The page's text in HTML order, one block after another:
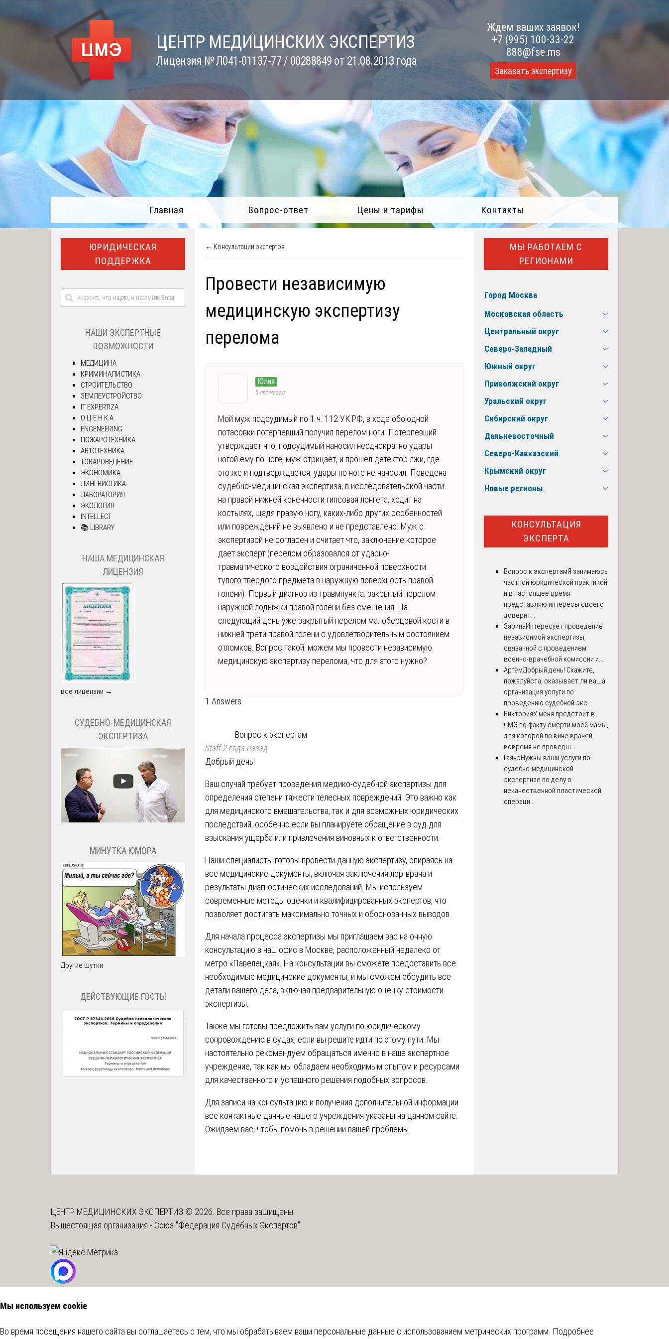
ЦЕНТР МЕДИЦИНСКИХ ЭКСПЕРТИЗ
Лицензия № Л041-01137-77 / 00288849 от 21.08.2013 года
Ждем ваших заявок!
+7 (995) 100-33-22
888@fse.ms
Заказать экспертизу
Главная Вопрос-ответ Цены и тарифы Контакты
← Консультации экспертов
Провести независимую
медицинскую экспертизу
перелома
Юлия
5 лет назад
Мой муж подсудимый по 1 ч. 112 УК РФ, в ходе обоюдной
потасовки потерпевший получил перелом ноги. Потерпевший
утверждает что, подсудимый наносил неоднократно удары
ногой ему по ноге, муж отрицает, и прошёл детектор лжи, где
это же и подтверждается: удары по ноге не наносил. Поведена
судебно-медицинская экспертиза, в исследовательской части:
на правой нижней конечности гипсовая лонгета, ходит на
костылях, щадя правую ногу, каких-либо других особенностей
или повреждений не выявлено и не представлено. Муж с
экспертизой не согласен и считает что, заключение которое
дает эксперт (перелом образовался от ударно-
травматического воздействия ограниченной поверхности
тупого твердого предмета в наружную поверхность правой
голени). Первый диагноз из травмпункта: закрытый перелом
наружной лодыжки правой голени без смещения. На
следующий день уже закрытый перелом малоберцовой кости в
нижней трети правой голени с удовлетворительным состоянием
отломков. Вопрос такой: можем мы провести независимую
медицинскую экспертизу перелома, что для этого нужно?
1 Answers
Вопрос к экспертам
Staff2 года назад
Добрый день!
Ваш случай требует проведения медико-судебной экспертизы для
определения степени тяжести телесных повреждений. Это важно как
для медицинского вмешательства, так и для возможных юридических
последствий, особенно если вы планируете обращение в суд для
взыскания ущерба или привлечения виновных к ответственности.
Наши специалисты готовы провести данную экспертизу, опираясь на
все медицинские документы, включая заключения лор-врача и
результаты диагностических исследований. Мы используем
современные методы оценки и квалифицированных экспертов, что
позволяет достигать максимально точных и обоснованных выводов.
Для начала процесса экспертизы мы приглашаем вас на очную
консультацию в наш офис в Москве, расположенный недалеко от
метро «Павелецкая». На консультации вы сможете предоставить все
необходимые медицинские документы, и мы сможем обсудить все
детали вашего дела, включая предварительную оценку стоимости
экспертизы.
Также мы готовы предложить вам услуги по юридическому
сопровождению в судах, если вы решите идти по этому пути. Мы
настоятельно рекомендуем обращаться именно в наше экспертное
учреждение, так как мы обладаем необходимым опытом и ресурсами
для качественного и успешного решения подобных вопросов.
Для записи на консультацию и получения дополнительной информации
все контактные данные нашего учреждения указаны на данном сайте.
Ожидаем вас, чтобы помочь в решении вашей проблемы.
ЮРИДИЧЕСКАЯ
ПОДДЕРЖКА
НАШИ ЭКСПЕРТНЫЕ
ВОЗМОЖНОСТИ
МЕДИЦИНА
КРИМИНАЛИСТИКА
СТРОИТЕЛЬСТВО
ЗЕМЛЕУСТРОЙСТВО
IT EXPERTIZA
О Ц Е Н К А
ENGENEERING
ПОЖАРОТЕХНИКА
АВТОТЕХНИКА
ТОВАРОВЕДЕНИЕ
ЭКОНОМИКА
ЛИНГВИСТИКА
ЛАБОРАТОРИЯ
ЭКОЛОГИЯ
INTELLECT
📚 LIBRARY
НАША МЕДИЦИНСКАЯ
ЛИЦЕНЗИЯ
все лицензии →
СУДЕБНО-МЕДИЦИНСКАЯ
ЭКСПЕРТИЗА
МИНУТКА ЮМОРА
Другие шутки
ДЕЙСТВУЮЩИЕ ГОСТЫ
МЫ РАБОТАЕМ С
РЕГИОНАМИ
Город Москва
Московская область
Центральный округ
Северо-Западный
Южный округ
Приволжский округ
Уральский округ
Сибирский округ
Дальневосточный
Северо-Кавказский
Крымский округ
Новые регионы
КОНСУЛЬТАЦИЯ
ЭКСПЕРТА
Вопрос к экспертамЯ занимаюсь
частной юридической практикой
и в настоящее время
представляю интересы своего
доверит...
ЗаринаИнтересует проведение
независимой экспертизы,
связанной с проведением
военно-врачебной комиссии и...
АртёмДобрый день! Скажите,
пожалуйста, оказывает ли ваша
организация услуги по
проведению судебной экс...
ВикторияУ меня предстоит в
СМЭ по факту смерти моей мамы,
для которой по вине врачей,
вовремя не проведш...
ГаянэНужны ваши услуги по
судебно-медицинской
экспертизе по делу о
некачественной пластической
операци...
ЦЕНТР МЕДИЦИНСКИХ ЭКСПЕРТИЗ © 2026. Все права защищены
Вышестоящая организация - Союз "Федерация Судебных Экспертов"
Мы используем cookie
Во время посещения нашего сайта вы соглашаетесь с тем, что мы обрабатываем ваши персональные данные с использованием метрических программ. Подробнее